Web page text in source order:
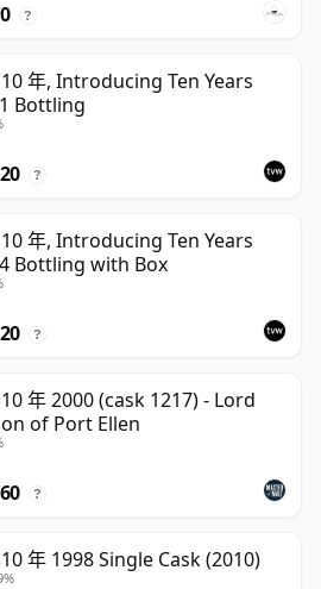
?
年, Introducing Ten Years
Bottling
?
年, Introducing Ten Years
Bottling with Box
?
年 2000 (cask 1217) - Lord
of Port Ellen
?
年 1998 Single Cask (2010)